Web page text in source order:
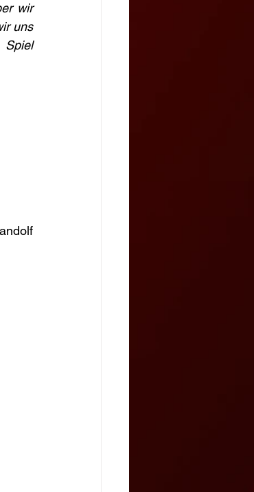
wir
uns